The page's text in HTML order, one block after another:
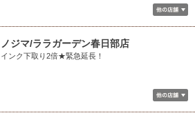
ノジマ/ララガーデン春日部店
インク下取り2倍★緊急延長！